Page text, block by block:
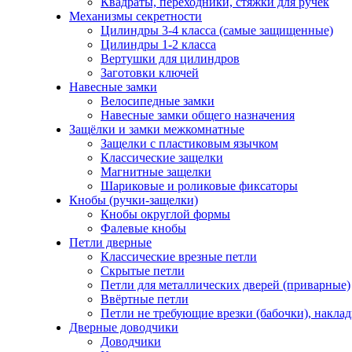
Механизмы секретности
Цилиндры 3-4 класса (самые защищенные)
Цилиндры 1-2 класса
Вертушки для цилиндров
Заготовки ключей
Навесные замки
Велосипедные замки
Навесные замки общего назначения
Защёлки и замки межкомнатные
Защелки с пластиковым язычком
Классические защелки
Магнитные защелки
Шариковые и роликовые фиксаторы
Кнобы (ручки-защелки)
Кнобы округлой формы
Фалевые кнобы
Петли дверные
Классические врезные петли
Скрытые петли
Петли для металлических дверей (приварные)
Ввёртные петли
Петли не требующие врезки (бабочки),
Дверные доводчики
Доводчики